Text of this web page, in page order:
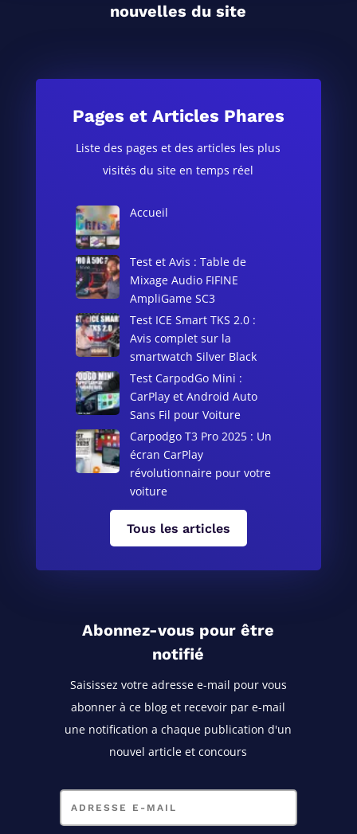
nouvelles du site
Pages et Articles Phares
Liste des pages et des articles les plus
visités du site en temps réel
Accueil
Test et Avis : Table de
Mixage Audio FIFINE
AmpliGame SC3
Test ICE Smart TKS 2.0 :
Avis complet sur la
smartwatch Silver Black
Test CarpodGo Mini :
CarPlay et Android Auto
Sans Fil pour Voiture
Carpodgo T3 Pro 2025 : Un
écran CarPlay
révolutionnaire pour votre
voiture
Tous les articles
Abonnez-vous pour être
notifié
Saisissez votre adresse e-mail pour vous
abonner à ce blog et recevoir par e-mail
une notification a chaque publication d'un
nouvel article et concours
Adresse
mail